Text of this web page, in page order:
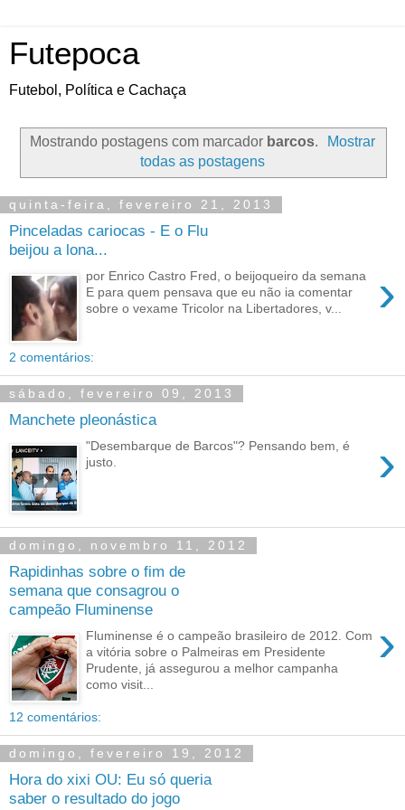
Futepoca
Futebol, Política e Cachaça
Mostrando postagens com marcador barcos.
Mostrar
todas as postagens
quinta-feira, fevereiro 21, 2013
Pinceladas cariocas - E o Flu
beijou a lona...
›
por Enrico Castro Fred, o beijoqueiro da semana
E para quem pensava que eu não ia comentar
sobre o vexame Tricolor na Libertadores, v...
2 comentários:
sábado, fevereiro 09, 2013
Manchete pleonástica
›
"Desembarque de Barcos"? Pensando bem, é
justo.
domingo, novembro 11, 2012
Rapidinhas sobre o fim de
semana que consagrou o
campeão Fluminense
›
Fluminense é o campeão brasileiro de 2012. Com
a vitória sobre o Palmeiras em Presidente
Prudente, já assegurou a melhor campanha
como visit...
12 comentários:
domingo, fevereiro 19, 2012
Hora do xixi OU: Eu só queria
saber o resultado do jogo